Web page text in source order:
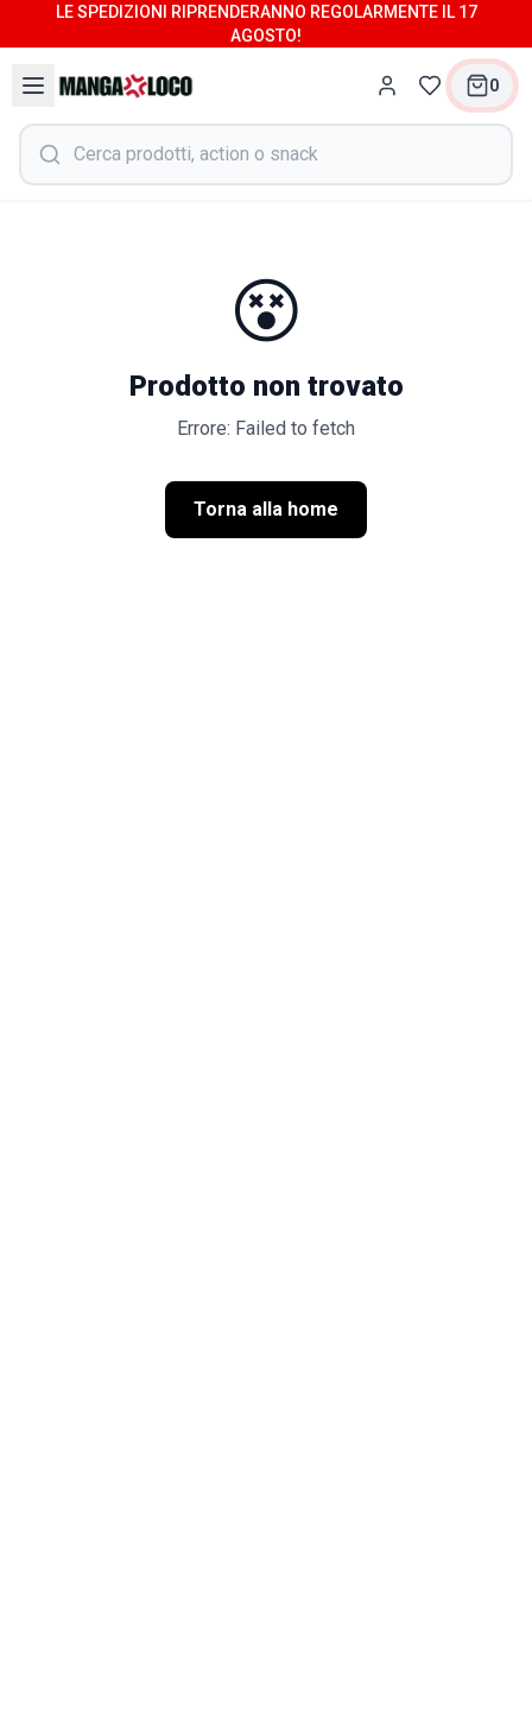
LE SPEDIZIONI RIPRENDERANNO REGOLARMENTE IL 17
AGOSTO!
0
😵
Prodotto non trovato
Errore: Failed to fetch
Torna alla home